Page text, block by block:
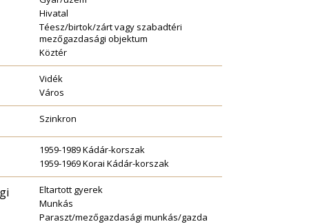
Hivatal
Téesz/birtok/zárt vagy szabadtéri
mezőgazdasági objektum
Köztér
Vidék
Város
Szinkron
1959-1989 Kádár-korszak
1959-1969 Korai Kádár-korszak
Eltartott gyerek
Munkás
Paraszt/mezőgazdasági munkás/gazda